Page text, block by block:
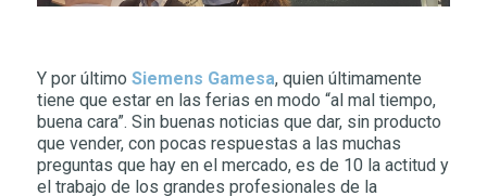
Y por último Siemens Gamesa, quien últimamente
tiene que estar en las ferias en modo “al mal tiempo,
buena cara”. Sin buenas noticias que dar, sin producto
que vender, con pocas respuestas a las muchas
preguntas que hay en el mercado, es de 10 la actitud y
el trabajo de los grandes profesionales de la